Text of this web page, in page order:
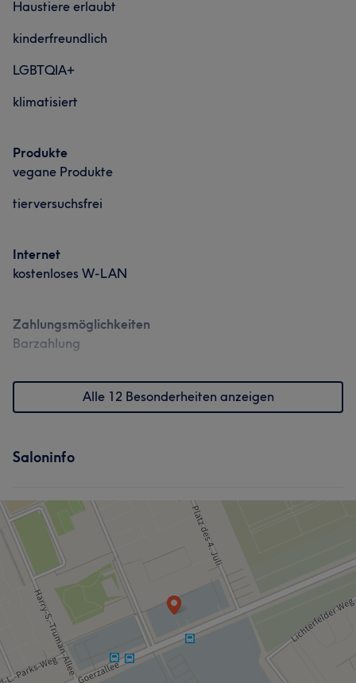
Haustiere erlaubt
kinderfreundlich
LGBTQIA+
klimatisiert
Produkte
vegane Produkte
tierversuchsfrei
Internet
kostenloses W-LAN
Zahlungsmöglichkeiten
Barzahlung
Alle 12 Besonderheiten anzeigen
Saloninfo